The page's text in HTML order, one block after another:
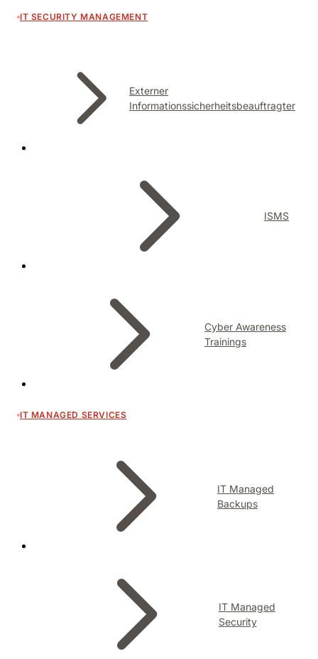
IT SECURITY MANAGEMENT
Externer
Informationssicherheitsbeauftragter
ISMS
Cyber Awareness
Trainings
IT MANAGED SERVICES
IT Managed
Backups
IT Managed
Security